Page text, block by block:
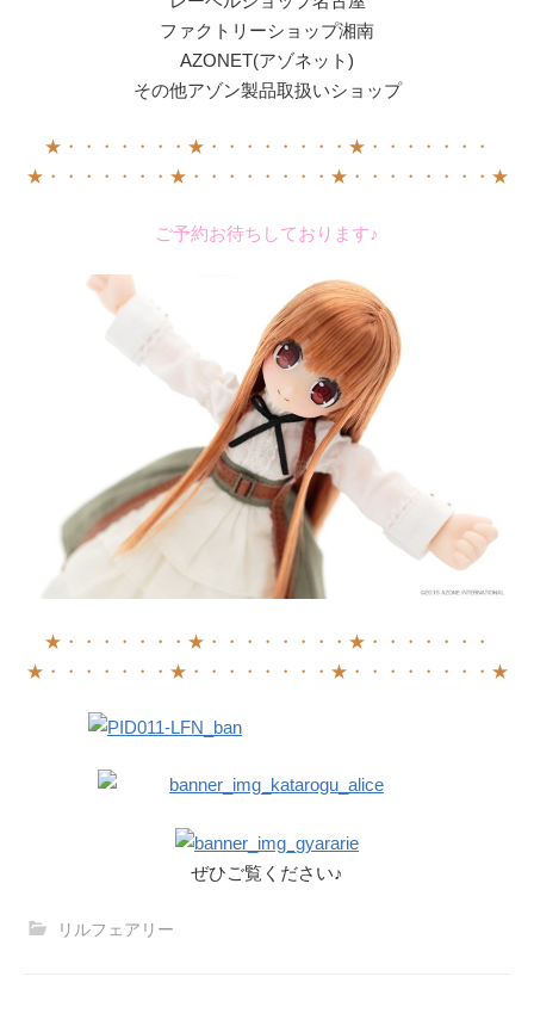
ファクトリーショップ湘南
AZONET(アゾネット)
その他アゾン製品取扱いショップ
★・・・・・・・★・・・・・・・・★・・・・・・・
★・・・・・・・★・・・・・・・・★・・・・・・・・★
ご予約お待ちしております♪
★・・・・・・・★・・・・・・・・★・・・・・・・
★・・・・・・・★・・・・・・・・★・・・・・・・・★
ぜひご覧ください♪
リルフェアリー